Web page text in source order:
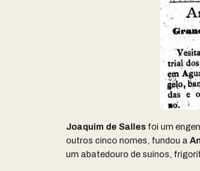
Joaquim de Salles foi um
outros cinco nomes, fundou a
um abatedouro de suínos,